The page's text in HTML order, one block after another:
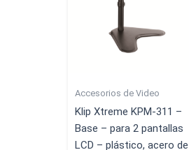
Accesorios de Video
Klip Xtreme KPM-311 –
Base – para 2 pantallas
LCD – plástico, acero de